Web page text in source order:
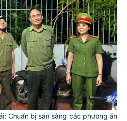
Chuẩn bị sẵn sàng các phương án